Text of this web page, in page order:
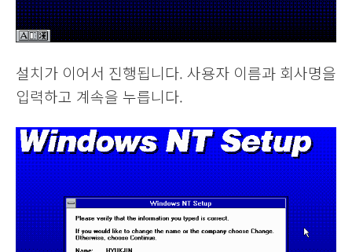
설치가 이어서 진행됩니다. 사용자 이름과 회사명을
입력하고 계속을 누릅니다.